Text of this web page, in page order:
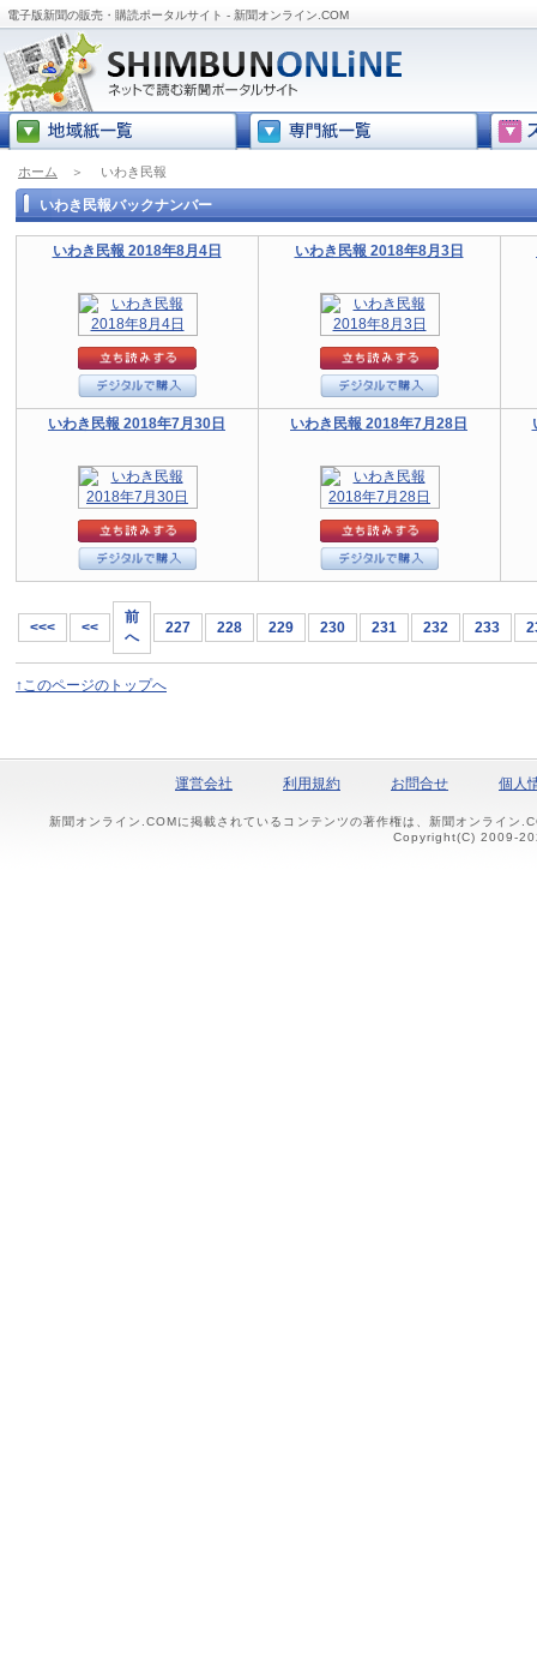
電子版新聞の販売・購読ポータルサイト - 新聞オンライン.COM
ホーム ＞ いわき民報
いわき民報バックナンバー
いわき民報 2018年8月4日 いわき民報 2018年8月3日
いわき民報 2018年7月30日 いわき民報 2018年7月28日
<<< <<
前
へ
227 228 229 230 231 232 233
↑このページのトップへ
運営会社 利用規約 お問合せ 個人
新聞オンライン.COMに掲載されているコンテンツの著作権は、新聞オンライン
Copyright(C) 2009-